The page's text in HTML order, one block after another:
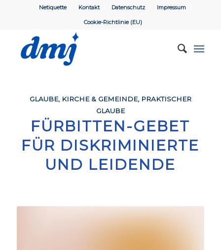
Netiquette Kontakt Datenschutz Impressum
Cookie-Richtlinie (EU)
GLAUBE, KIRCHE & GEMEINDE, PRAKTISCHER
GLAUBE
FÜRBITTEN-GEBET
FÜR DISKRIMINIERTE
UND LEIDENDE